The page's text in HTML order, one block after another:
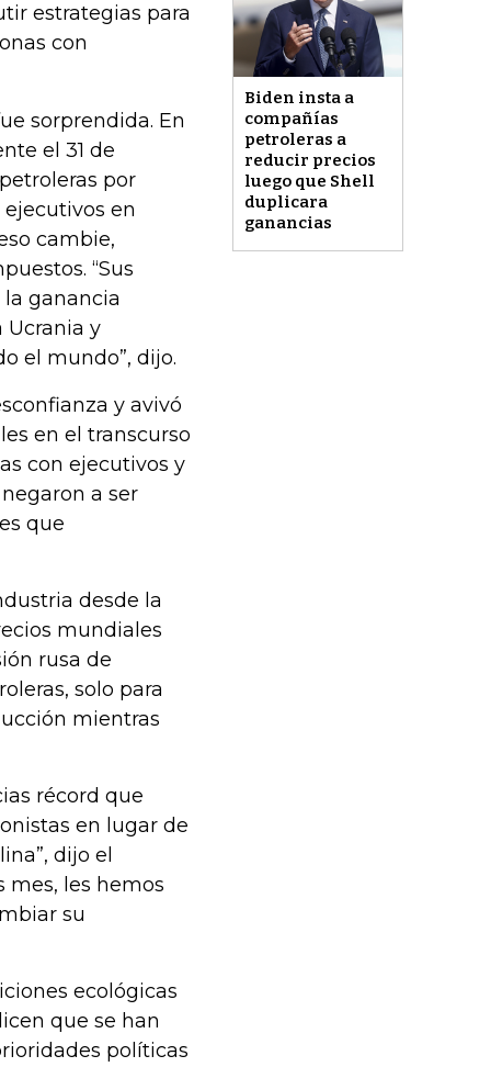
Biden insta a
compañías
petroleras a
reducir precios
luego que Shell
duplicara
ganancias
estrategias para
con
sorprendida. En
el 31 de
por
ejecutivos en
cambie,
“Sus
ganancia
Ucrania y
el mundo”, dijo.
y avivó
en el transcurso
con ejecutivos y
a ser
que
desde la
mundiales
rusa de
solo para
mientras
récord que
en lugar de
dijo el
mes, les hemos
su
ecológicas
que se han
políticas